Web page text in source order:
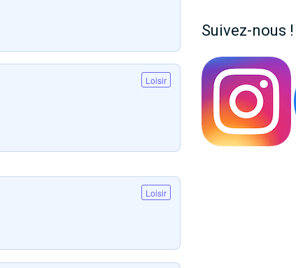
Loisir
Loisir
Suivez-nous !